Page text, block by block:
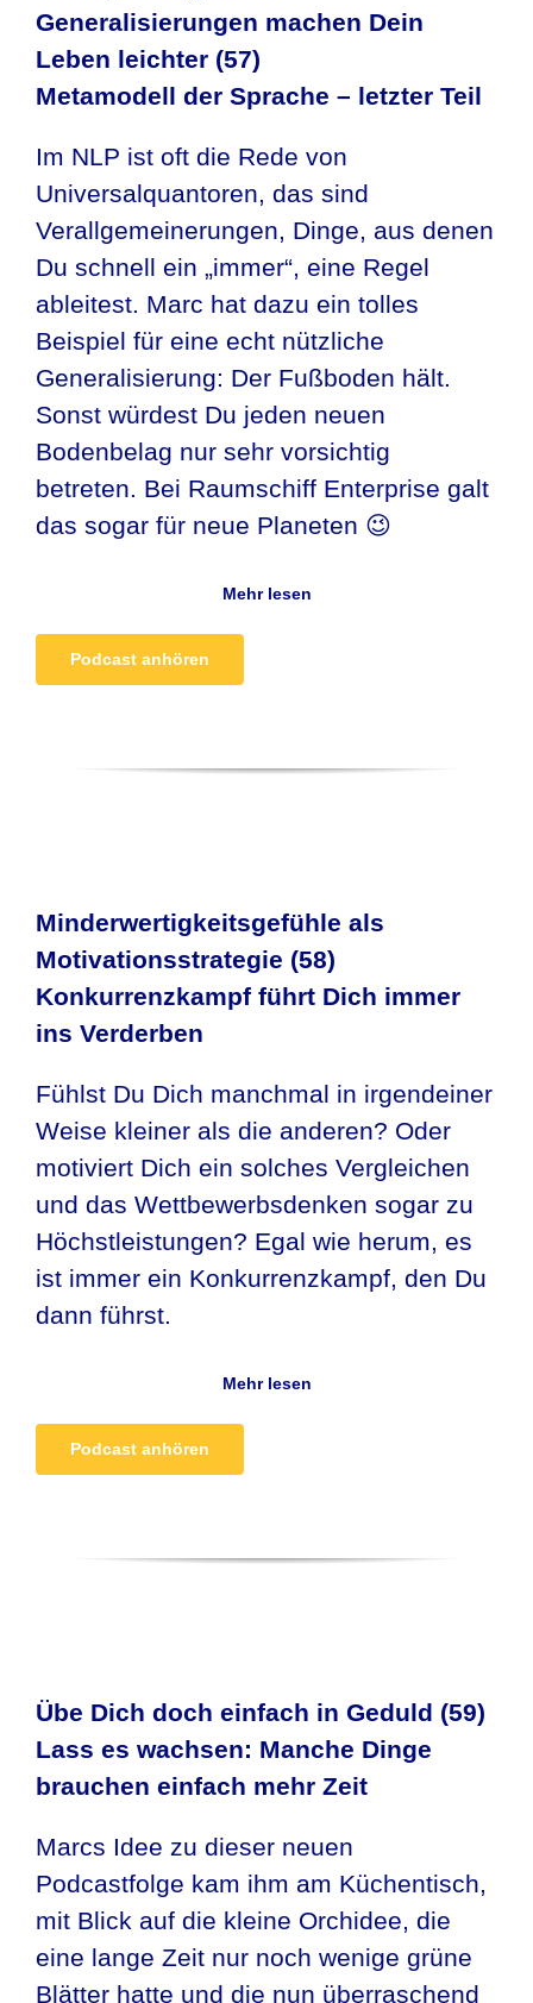
Generalisierungen machen Dein
Leben leichter (57)
Metamodell der Sprache – letzter Teil
Im NLP ist oft die Rede von
Universalquantoren, das sind
Verallgemeinerungen, Dinge, aus denen
Du schnell ein „immer“, eine Regel
ableitest. Marc hat dazu ein tolles
Beispiel für eine echt nützliche
Generalisierung: Der Fußboden hält.
Sonst würdest Du jeden neuen
Bodenbelag nur sehr vorsichtig
betreten. Bei Raumschiff Enterprise galt
das sogar für neue Planeten 😉
Mehr lesen
Podcast anhören
Minderwertigkeitsgefühle als
Motivationsstrategie (58)
Konkurrenzkampf führt Dich immer
ins Verderben
Fühlst Du Dich manchmal in irgendeiner
Weise kleiner als die anderen? Oder
motiviert Dich ein solches Vergleichen
und das Wettbewerbsdenken sogar zu
Höchstleistungen? Egal wie herum, es
ist immer ein Konkurrenzkampf, den Du
dann führst.
Mehr lesen
Podcast anhören
Übe Dich doch einfach in Geduld (59)
Lass es wachsen: Manche Dinge
brauchen einfach mehr Zeit
Marcs Idee zu dieser neuen
Podcastfolge kam ihm am Küchentisch,
mit Blick auf die kleine Orchidee, die
eine lange Zeit nur noch wenige grüne
Blätter hatte und die nun überraschend